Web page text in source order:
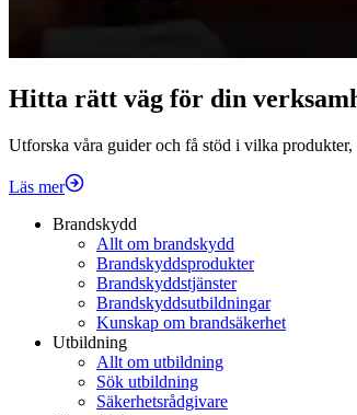
Hitta rätt väg för din
Utforska våra guider och få stöd i vilka produkter,
Läs mer
Brandskydd
Allt om brandskydd
Brandskyddsprodukter
Brandskyddstjänster
Brandskyddsutbildningar
Kunskap om brandsäkerhet
Utbildning
Allt om utbildning
Sök utbildning
Säkerhetsrådgivare